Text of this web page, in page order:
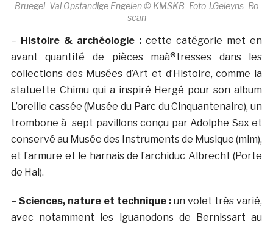
Bruegel_Val Opstandige Engelen © KMSKB_Foto J.Geleyns_Ro
scan
– Histoire & archéologie : cette catégorie met en
avant quantité de pièces maà®tresses dans les
collections des Musées d’Art et d’Histoire, comme la
statuette Chimu qui a inspiré Hergé pour son album
L’oreille cassée (Musée du Parc du Cinquantenaire), un
trombone à sept pavillons conçu par Adolphe Sax et
conservé au Musée des Instruments de Musique (mim),
et l’armure et le harnais de l’archiduc Albrecht (Porte
de Hal).
– Sciences, nature et technique : un volet très varié,
avec notamment les iguanodons de Bernissart au